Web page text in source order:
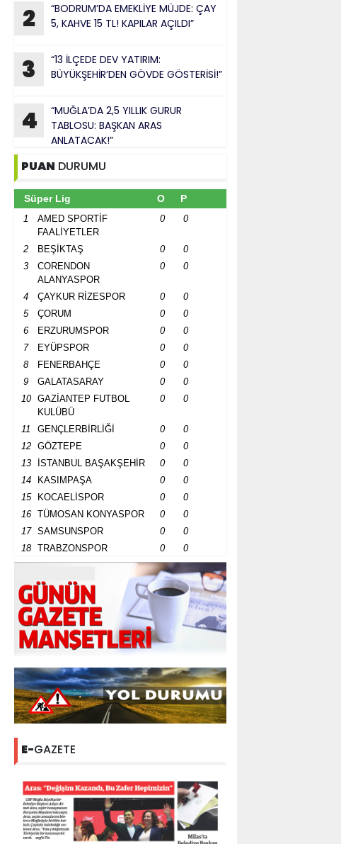
2
“BODRUM’DA EMEKLİYE MÜJDE: ÇAY
5, KAHVE 15 TL! KAPILAR AÇILDI”
3
“13 İLÇEDE DEV YATIRIM:
BÜYÜKŞEHİR’DEN GÖVDE GÖSTERİSİ!”
4
“MUĞLA’DA 2,5 YILLIK GURUR
TABLOSU: BAŞKAN ARAS
ANLATACAK!”
PUAN DURUMU
Süper Lig O P
1
AMED SPORTİF
FAALİYETLER
0 0
2 BEŞİKTAŞ 0
0
3
CORENDON
ALANYASPOR
0 0
4 ÇAYKUR RİZESPOR 0
0
5
ÇORUM 0
0
6
ERZURUMSPOR 0
0
7
EYÜPSPOR 0
0
8
FENERBAHÇE 0
0
9
GALATASARAY 0
0
10
GAZİANTEP FUTBOL
KULÜBÜ
0 0
11 GENÇLERBİRLİĞİ 0
0
12
GÖZTEPE 0
0
13
İSTANBUL BAŞAKŞEHİR 0
0
14
KASIMPAŞA 0
0
15
KOCAELİSPOR 0
0
16
TÜMOSAN KONYASPOR 0
0
17
SAMSUNSPOR 0
0
18
TRABZONSPOR 0 0
E-GAZETE